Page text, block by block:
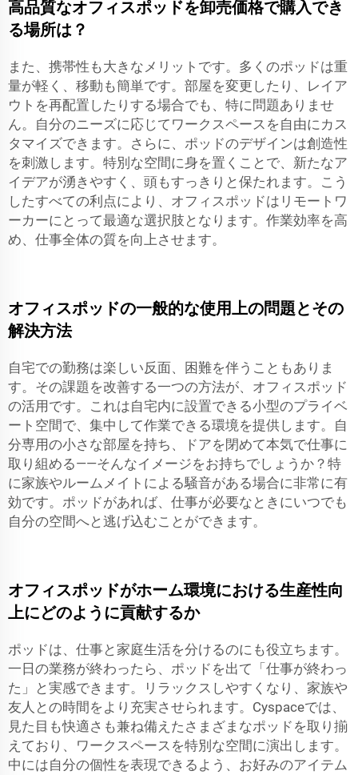
高品質なオフィスポッドを卸売価格で購入でき
る場所は？
また、携帯性も大きなメリットです。多くのポッドは重
量が軽く、移動も簡単です。部屋を変更したり、レイア
ウトを再配置したりする場合でも、特に問題ありませ
ん。自分のニーズに応じてワークスペースを自由にカス
タマイズできます。さらに、ポッドのデザインは創造性
を刺激します。特別な空間に身を置くことで、新たなア
イデアが湧きやすく、頭もすっきりと保たれます。こう
したすべての利点により、オフィスポッドはリモートワ
ーカーにとって最適な選択肢となります。作業効率を高
め、仕事全体の質を向上させます。
オフィスポッドの一般的な使用上の問題とその
解決方法
自宅での勤務は楽しい反面、困難を伴うこともありま
す。その課題を改善する一つの方法が、オフィスポッド
の活用です。これは自宅内に設置できる小型のプライベ
ート空間で、集中して作業できる環境を提供します。自
分専用の小さな部屋を持ち、ドアを閉めて本気で仕事に
取り組める——そんなイメージをお持ちでしょうか？特
に家族やルームメイトによる騒音がある場合に非常に有
効です。ポッドがあれば、仕事が必要なときにいつでも
自分の空間へと逃げ込むことができます。
オフィスポッドがホーム環境における生産性向
上にどのように貢献するか
ポッドは、仕事と家庭生活を分けるのにも役立ちます。
一日の業務が終わったら、ポッドを出て「仕事が終わっ
た」と実感できます。リラックスしやすくなり、家族や
友人との時間をより充実させられます。Cyspaceでは、
見た目も快適さも兼ね備えたさまざまなポッドを取り揃
えており、ワークスペースを特別な空間に演出します。
中には自分の個性を表現できるよう、お好みのアイテム